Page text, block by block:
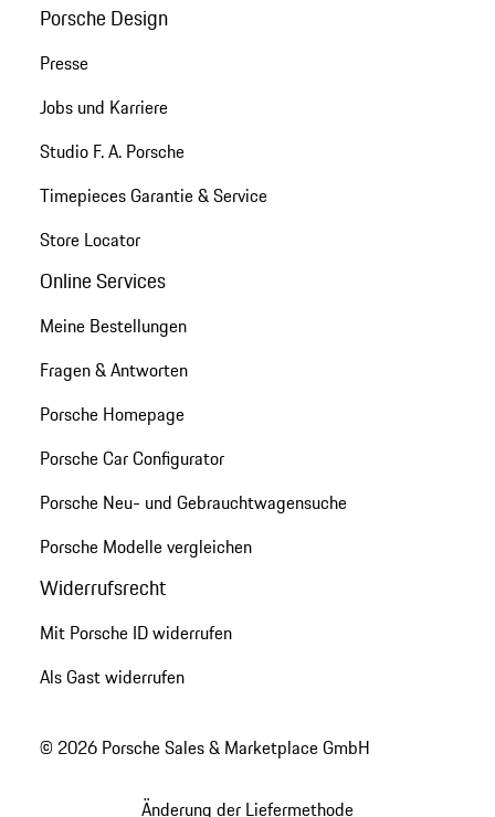
Porsche Design
Presse
Jobs und Karriere
Studio F. A. Porsche
Timepieces Garantie & Service
Store Locator
Online Services
Meine Bestellungen
Fragen & Antworten
Porsche Homepage
Porsche Car Configurator
Porsche Neu- und Gebrauchtwagensuche
Porsche Modelle vergleichen
Widerrufsrecht
Mit Porsche ID widerrufen
Als Gast widerrufen
© 2026 Porsche Sales & Marketplace GmbH
Änderung der Liefermethode